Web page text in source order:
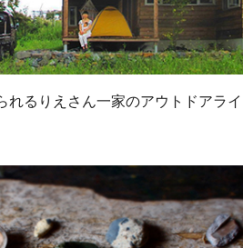
れるりえさん一家のアウトドアラ